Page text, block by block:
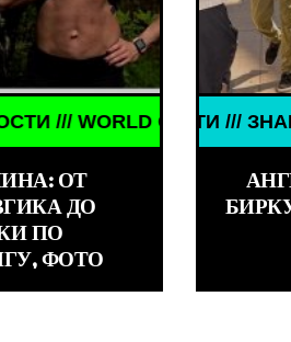
/// ДЕВУШКИ
ОТ
ДО
ПО
ФОТО
///